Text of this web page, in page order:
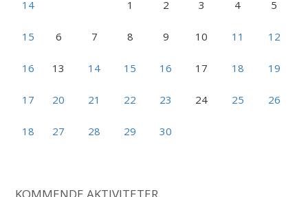
14 1 2 3 4 5
15 6 7 8 9 10 11 12
16 13 14 15 16 17 18 19
17 20 21 22 23 24 25 26
18 27 28 29 30